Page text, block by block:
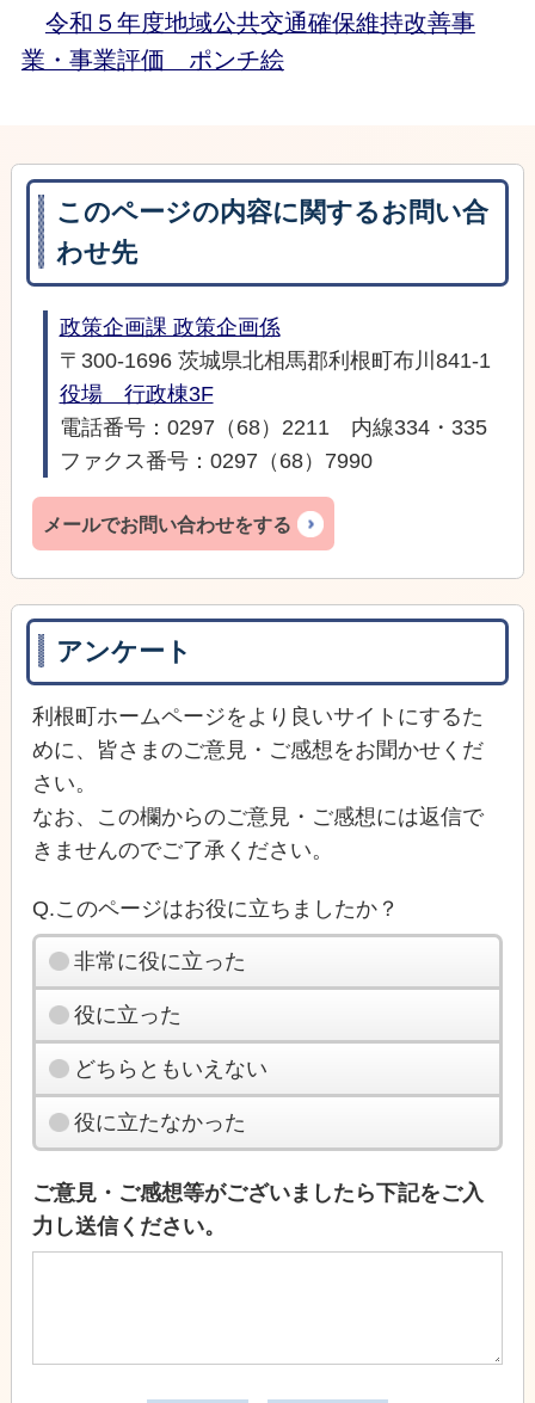
令和５年度地域公共交通確保維持改善事
業・事業評価 ポンチ絵
このページの内容に関するお問い合
わせ先
政策企画課 政策企画係
〒300-1696 茨城県北相馬郡利根町布川841-1
役場 行政棟3F
電話番号：0297（68）2211 内線334・335
ファクス番号：0297（68）7990
メールでお問い合わせをする
アンケート
利根町ホームページをより良いサイトにするた
めに、皆さまのご意見・ご感想をお聞かせくだ
さい。
なお、この欄からのご意見・ご感想には返信で
きませんのでご了承ください。
Q.このページはお役に立ちましたか？
非常に役に立った
役に立った
どちらともいえない
役に立たなかった
ご意見・ご感想等がございましたら下記をご入
力し送信ください。